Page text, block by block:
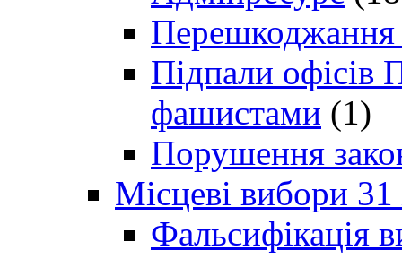
Перешкоджання
Підпали офісів
фашистами (1)
Порушення
Місцеві вибори
Фальсифікація